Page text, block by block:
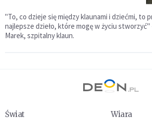
"To, co dzieje się między klaunami i dziećmi, to
najlepsze dzieło, które mogę w życiu
Marek, szpitalny klaun.
Świat
Wiara